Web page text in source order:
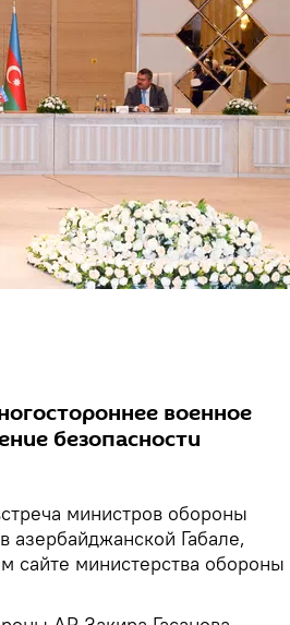
военное
безопасности
министров обороны
азербайджанской Габале,
сайте министерства обороны